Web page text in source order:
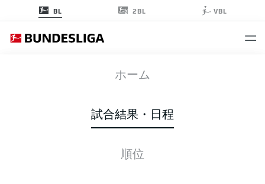
BL 2BL VBL
ホーム
試合結果・日程
順位
BVB TSG
スターティングメンバー